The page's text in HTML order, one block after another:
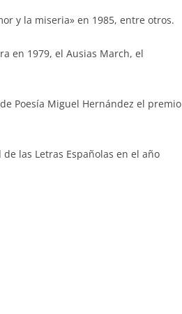
y la miseria» en 1985, entre otros.
en 1979, el Ausias March, el
Poesía Miguel Hernández el premio
las Letras Españolas en el año